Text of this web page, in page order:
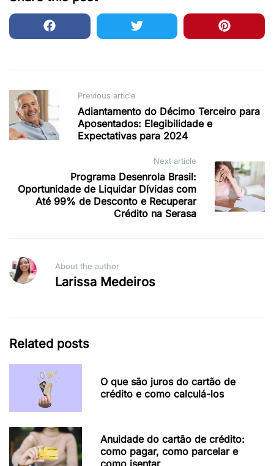
Post
navigation
Previous article
Adiantamento do Décimo Terceiro para
Aposentados: Elegibilidade e
Expectativas para 2024
Next article
Programa Desenrola Brasil:
Oportunidade de Liquidar Dívidas com
Até 99% de Desconto e Recuperar
Crédito na Serasa
About the author
Larissa Medeiros
Related posts
O que são juros do cartão de
crédito e como calculá-los
Anuidade do cartão de crédito:
como pagar, como parcelar e